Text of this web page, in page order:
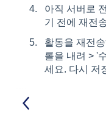
아직 서버로
기 전에 재전
활동을 재전
롤을 내려 > '
세요. 다시 저